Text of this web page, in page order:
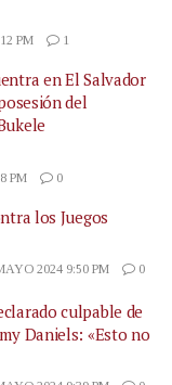
PM
1
en El Salvador
del
PM
0
los Juegos
2024 9:50 PM 0
culpable de
Daniels: «Esto no